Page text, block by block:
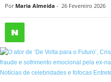
Por Maria Almeida - 26 Fevereiro 2026